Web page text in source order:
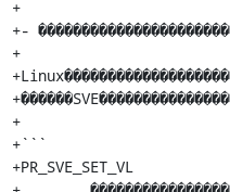
+
+-
+
+
+```
+PR_SVE_SET_VL